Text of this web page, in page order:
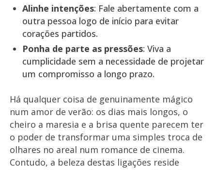
Alinhe intenções: Fale abertamente com a
outra pessoa logo de início para evitar
corações partidos.
Ponha de parte as pressões: Viva a
cumplicidade sem a necessidade de projetar
um compromisso a longo prazo.
Há qualquer coisa de genuinamente mágico
num amor de verão: os dias mais longos, o
cheiro a maresia e a brisa quente parecem ter
o poder de transformar uma simples troca de
olhares no areal num romance de cinema.
Contudo, a beleza destas ligações reside